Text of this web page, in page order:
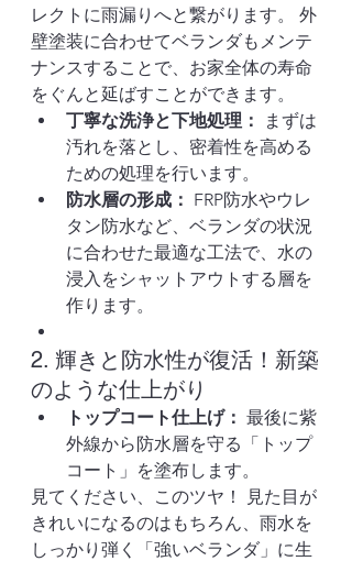
レクトに雨漏りへと繋がります。 外
壁塗装に合わせてベランダもメンテ
ナンスすることで、お家全体の寿命
をぐんと延ばすことができます。
丁寧な洗浄と下地処理：
まずは
汚れを落とし、密着性を高める
ための処理を行います。
防水層の形成： FRP防水やウレ
タン防水など、ベランダの状況
に合わせた最適な工法で、水の
浸入をシャットアウトする層を
作ります。
2. 輝きと防水性が復活！新築
のような仕上がり
トップコート仕上げ： 最後に紫
外線から防水層を守る「トップ
コート」を塗布します。
見てください、このツヤ！ 見た目が
きれいになるのはもちろん、雨水を
しっかり弾く「強いベランダ」に生